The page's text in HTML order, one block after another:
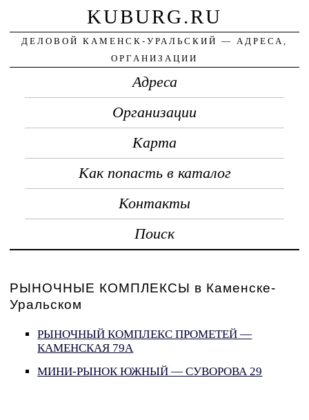
KUBURG.RU
ДЕЛОВОЙ КАМЕНСК-УРАЛЬСКИЙ — АДРЕСА,
ОРГАНИЗАЦИИ
Адреса
Организации
Карта
Как попасть в каталог
Контакты
Поиск
РЫНОЧНЫЕ КОМПЛЕКСЫ в Каменске-
Уральском
РЫНОЧНЫЙ КОМПЛЕКС ПРОМЕТЕЙ —
КАМЕНСКАЯ 79А
МИНИ-РЫНОК ЮЖНЫЙ — СУВОРОВА 29